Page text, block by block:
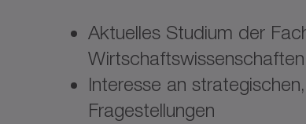
Aktuelles Studium der
Interesse an
Fragestellungen